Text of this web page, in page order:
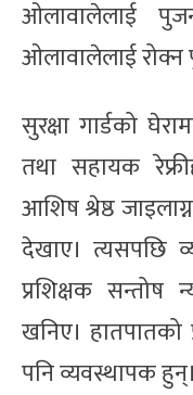
ओलावालेलाई
ओलावालेलाई रोक्न
सुरक्षा गार्डको
तथा सहायक
आशिष श्रेष्ठ
देखाए। त्यसपछि
प्रशिक्षक सन्तोष
खनिए। हातपातको
पनि व्यवस्थापक हुन्।